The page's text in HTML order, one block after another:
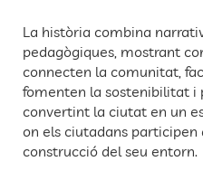
La història combina
pedagògiques, mostrant
connecten la comunitat,
fomenten la sostenibilitat i
convertint la ciutat en un
on els ciutadans
construcció del seu entorn.